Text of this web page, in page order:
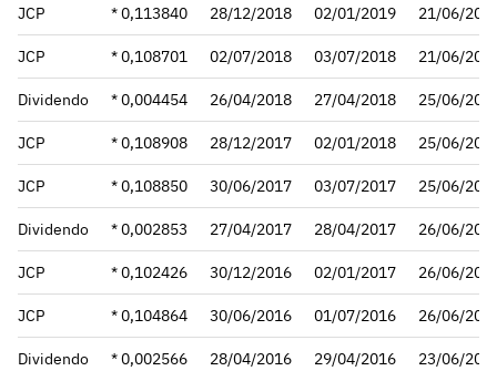
JCP * 0,113840 28/12/2018 02/01/2019 21/06/
JCP * 0,108701 02/07/2018 03/07/2018 21/06/
Dividendo * 0,004454 26/04/2018 27/04/2018 25/06/
JCP * 0,108908 28/12/2017 02/01/2018 25/06/
JCP * 0,108850 30/06/2017 03/07/2017 25/06/
Dividendo * 0,002853 27/04/2017 28/04/2017 26/06/
JCP * 0,102426 30/12/2016 02/01/2017 26/06/
JCP * 0,104864 30/06/2016 01/07/2016 26/06/
Dividendo * 0,002566 28/04/2016 29/04/2016 23/06/